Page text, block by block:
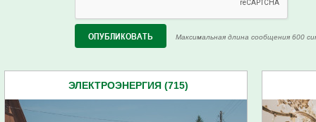
Максимальная длина сообщения 600
ЭЛЕКТРОЭНЕРГИЯ (715)